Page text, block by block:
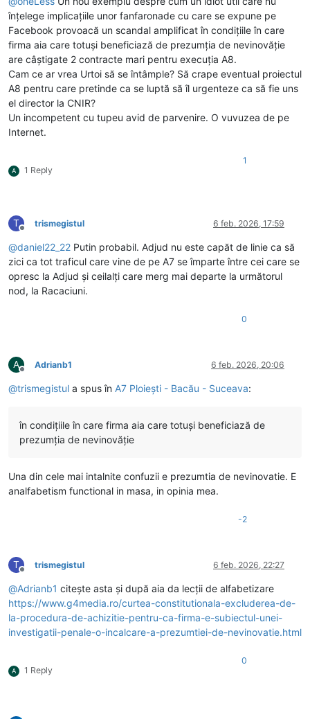
înțelege implicațiile unor fanfaronade cu care se expune pe
Facebook provoacă un scandal amplificat în condițiile în care
firma aia care totuși beneficiază de prezumția de nevinovăție
are câștigate 2 contracte mari pentru execuția A8.
Cam ce ar vrea Urtoi să se întâmple? Să crape eventual proiectul
A8 pentru care pretinde ca se luptă să îl urgenteze ca să fie uns
el director la CNIR?
Un incompetent cu tupeu avid de parvenire. O vuvuzea de pe
Internet.
A 1 Reply
1
T
Deconectat
trismegistul 6 feb. 2026, 17:59
@daniel22_22 Putin probabil. Adjud nu este capăt de linie ca să
zici ca tot traficul care vine de pe A7 se împarte între cei care se
opresc la Adjud și ceilalți care merg mai departe la următorul
nod, la Racaciuni.
0
A
Deconectat
Adrianb1 6 feb. 2026, 20:06
@trismegistul a spus în A7 Ploiești - Bacău - Suceava:
în condițiile în care firma aia care totuși beneficiază de
prezumția de nevinovăție
Una din cele mai intalnite confuzii e prezumtia de nevinovatie. E
analfabetism functional in masa, in opinia mea.
-2
T
Deconectat
trismegistul 6 feb. 2026, 22:27
@Adrianb1 citește asta și după aia da lecții de alfabetizare
https://www.g4media.ro/curtea-constitutionala-excluderea-de-
la-procedura-de-achizitie-pentru-ca-firma-e-subiectul-unei-
investigatii-penale-o-incalcare-a-prezumtiei-de-nevinovatie.html
A 1 Reply
0